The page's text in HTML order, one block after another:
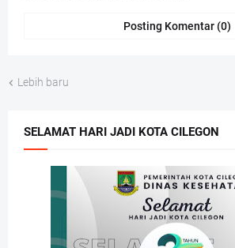
Posting Komentar (0)
Lebih baru
SELAMAT HARI JADI KOTA CILEGON